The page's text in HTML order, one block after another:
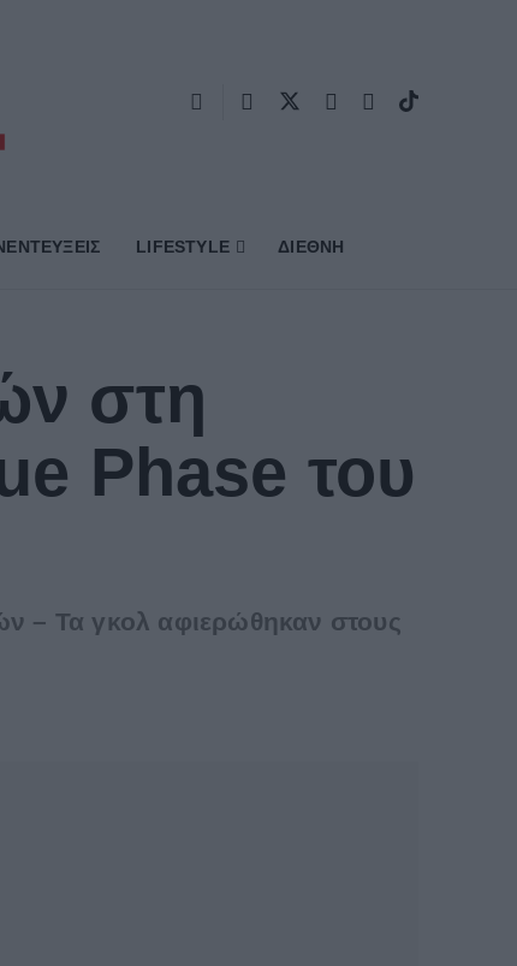
LIFESTYLE ΔΙΕΘΝΗ
στη
Phase του
– Τα γκολ αφιερώθηκαν στους